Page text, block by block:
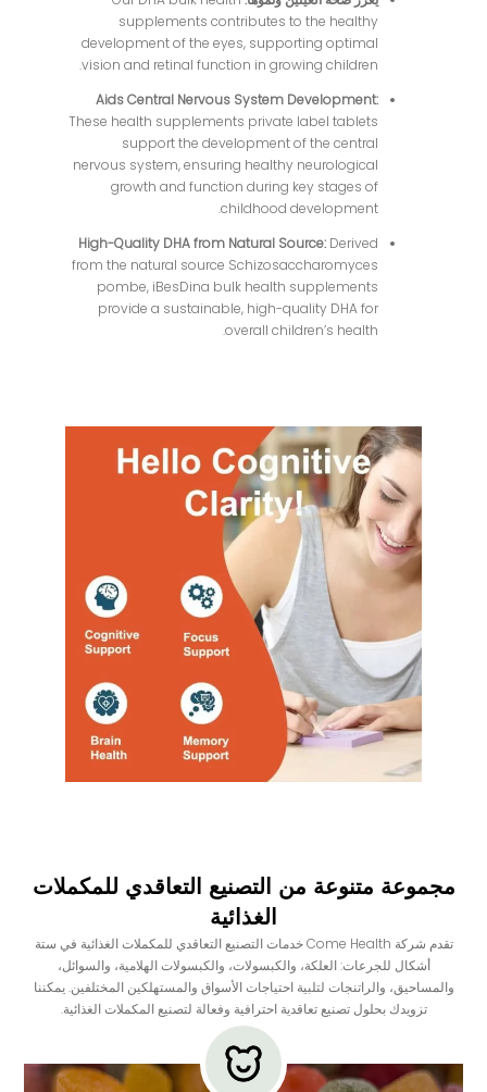
supplements contributes to the healthy
development of the eyes, supporting optimal
vision and retinal function in growing children.
Aids Central Nervous System Development:
These health supplements private label tablets
support the development of the central
nervous system, ensuring healthy neurological
growth and function during key stages of
childhood development.
High-Quality DHA from Natural Source: Derived
from the natural source Schizosaccharomyces
pombe, iBesDina bulk health supplements
provide a sustainable, high-quality DHA for
overall children’s health.
مجموعة متنوعة من التصنيع التعاقدي للمكملات
الغذائية
تقدم شركة Come Health خدمات التصنيع التعاقدي للمكملات الغذائية في ستة
أشكال للجرعات: العلكة، والكبسولات، والكبسولات الهلامية، والسوائل،
والمساحيق، والراتنجات لتلبية احتياجات الأسواق والمستهلكين المختلفين. يمكننا
تزويدك بحلول تصنيع تعاقدية احترافية وفعالة لتصنيع المكملات الغذائية.